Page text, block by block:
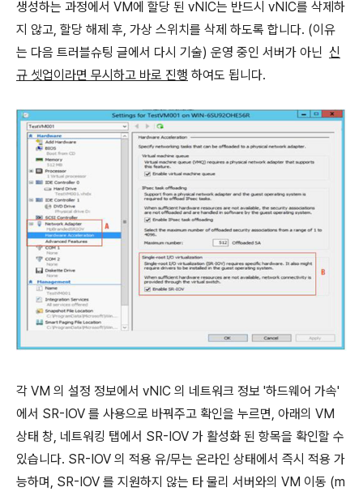
생성하는 과정에서 VM에 할당 된 vNIC는 반드시 vNIC를 삭제하
지 않고, 할당 해제 후, 가상 스위치를 삭제 하도록 합니다. (이유
는 다음 트러블슈팅 글에서 다시 기술) 운영 중인 서버가 아닌 신
규 셋업이라면 무시하고 바로 진행 하여도 됩니다.
각 VM 의 설정 정보에서 vNIC 의 네트워크 정보 '하드웨어 가속'
에서 SR-IOV 를 사용으로 바꿔주고 확인을 누르면, 아래의 VM
상태 창, 네트워킹 탭에서 SR-IOV 가 활성화 된 항목을 확인할 수
있습니다. SR-IOV 의 적용 유/무는 온라인 상태에서 즉시 적용 가
능하며, SR-IOV 를 지원하지 않는 타 물리 서버와의 VM 이동 (m